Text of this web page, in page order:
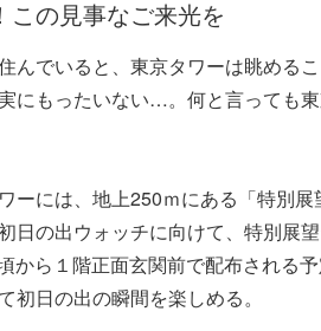
この見事なご来光を
んでいると、東京タワーは眺める
にもったいない…。何と言っても
ーには、地上250ｍにある「特別
日の出ウォッチに向けて、特別展
から１階正面玄関前で配布される
初日の出の瞬間を楽しめる。